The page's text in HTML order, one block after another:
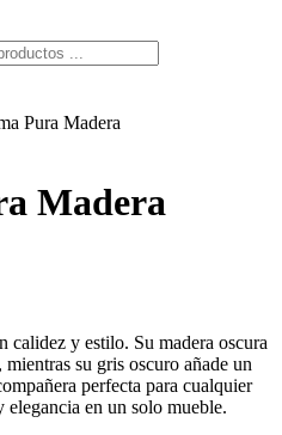
Pura Madera
Madera
calidez y estilo. Su madera oscura
su gris oscuro añade un
perfecta para cualquier
en un solo mueble.